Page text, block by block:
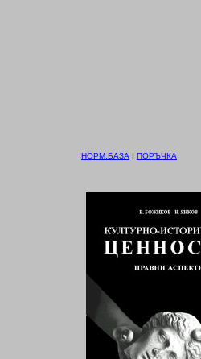
НОРМ.БАЗА І ПОРЪЧКА